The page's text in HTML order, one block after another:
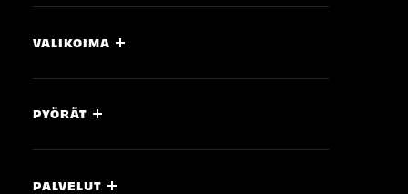
VALIKOIMA
PYÖRÄT
PALVELUT